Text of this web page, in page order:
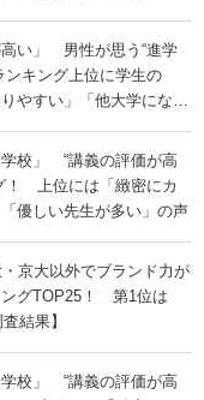
高い」 男性が思う“進学
ンキング上位に学生の
やすい」「他大学にない
学校」 “講義の評価が高
！ 上位には「緻密にカ
優しい先生が多い」の声
京大以外でブランド力が
ングTOP25！ 第1位は
結果】
学校」 “講義の評価が高